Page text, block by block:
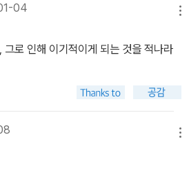
을 극 전개의 한 축으로 삼는다. 자폐증
액션의 장을 번갈아 배치하며 스토리를
이다. 독자로 하여금 주인공의 안팎에서
를 불러일으킨다. 새로운 시도가 돋보이
에 시간의 경과와 다양한 초점을 담았다
필치와 팝아트적인 색채, 한 화면 속에 시
는 새로운 시도로 작품을 창의적으로
04
그로 인해 이기적이게 되는 것을 적나라